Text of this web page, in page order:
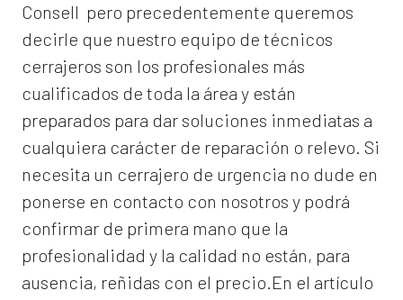
Consell pero precedentemente queremos
decirle que nuestro equipo de técnicos
cerrajeros son los profesionales más
cualificados de toda la área y están
preparados para dar soluciones inmediatas a
cualquiera carácter de reparación o relevo. Si
necesita un cerrajero de urgencia no dude en
ponerse en contacto con nosotros y podrá
confirmar de primera mano que la
profesionalidad y la calidad no están, para
ausencia, reñidas con el precio.En el artículo